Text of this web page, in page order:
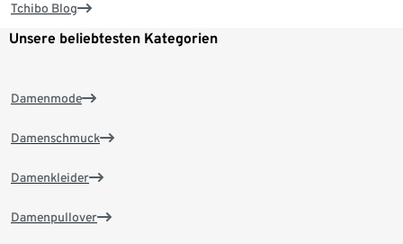
Tchibo Blog
Unsere beliebtesten Kategorien
Damenmode
Damenschmuck
Damenkleider
Damenpullover